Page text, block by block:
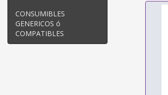
CONSUMIBLES
GENERICOS ó
COMPATIBLES